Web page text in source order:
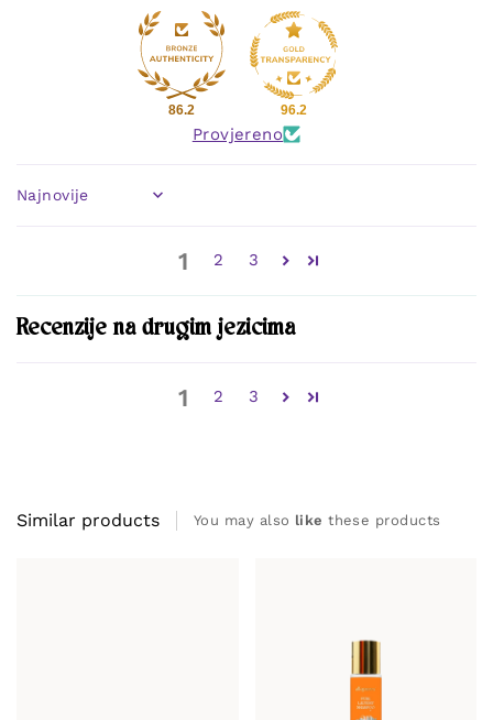
86.2 96.2
Provjereno
Sort by
1 2 3
Recenzije na drugim jezicima
1 2 3
Similar products You may also like these products